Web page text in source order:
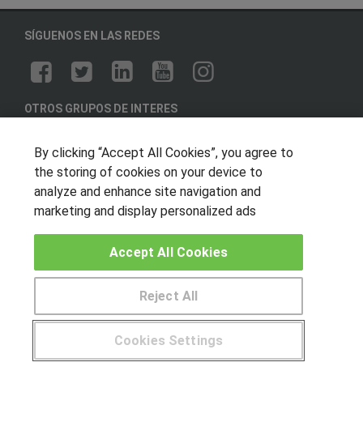
SÍGUENOS EN LAS REDES
OTROS GRUPOS DE INTERES
Hablemos de empleo
Locos por las becas
Canal ético
¿Tienes alguna duda? 900 264 357
By clicking “Accept All Cookies”, you agree to
the storing of cookies on your device to
analyze and enhance site navigation and
marketing and display personalized ads
Cookies Settings
Reject All
Accept All Cookies